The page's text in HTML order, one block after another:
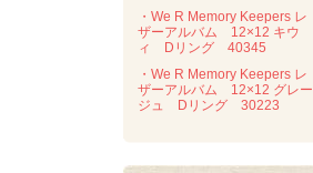
・We R Memory Keepers レ
ザーアルバム 12×12 キウ
ィ Dリング 40345
・We R Memory Keepers レ
ザーアルバム 12×12 グレー
ジュ Dリング 30223